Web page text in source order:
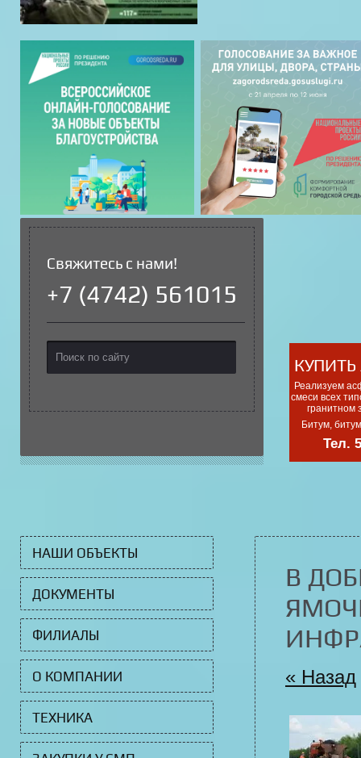
Реализуем
смеси всех
гранитном
Битум,
Тел.
Свяжитесь с нами!
+7 (4742) 561015
В
« Назад
НАШИ ОБЪЕКТЫ
ДОКУМЕНТЫ
ФИЛИАЛЫ
О КОМПАНИИ
ТЕХНИКА